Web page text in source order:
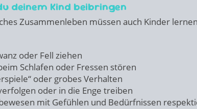
deinem Kind beibringen
Zusammenleben müssen auch Kinder
oder Fell ziehen
Schlafen oder Fressen stören
oder grobes Verhalten
oder in die Enge treiben
mit Gefühlen und Bedürfnissen